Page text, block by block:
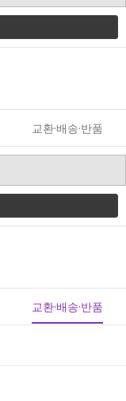
교환·배송·반품
교환·배송·반품